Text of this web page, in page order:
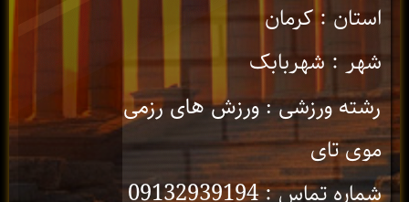
استان : کرمان
شهر : شهربابک
رشته ورزشی : ورزش های رزمی
موی تای
شماره تماس : 09132939194